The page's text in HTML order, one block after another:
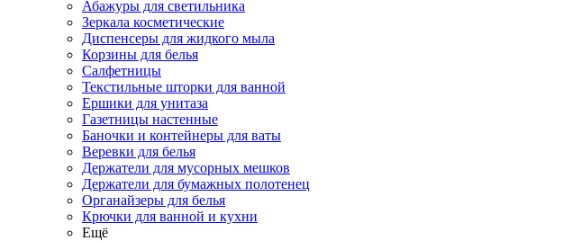
Абажуры для светильника
Зеркала косметические
Диспенсеры для жидкого мыла
Корзины для белья
Салфетницы
Текстильные шторки для ванной
Ершики для унитаза
Газетницы настенные
Баночки и контейнеры для ваты
Веревки для белья
Держатели для мусорных мешков
Держатели для бумажных полотенец
Органайзеры для белья
Крючки для ванной и кухни
Ещё